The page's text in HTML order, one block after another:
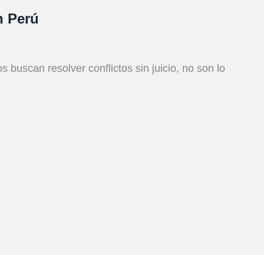
Perú
buscan resolver conflictos sin juicio, no son lo